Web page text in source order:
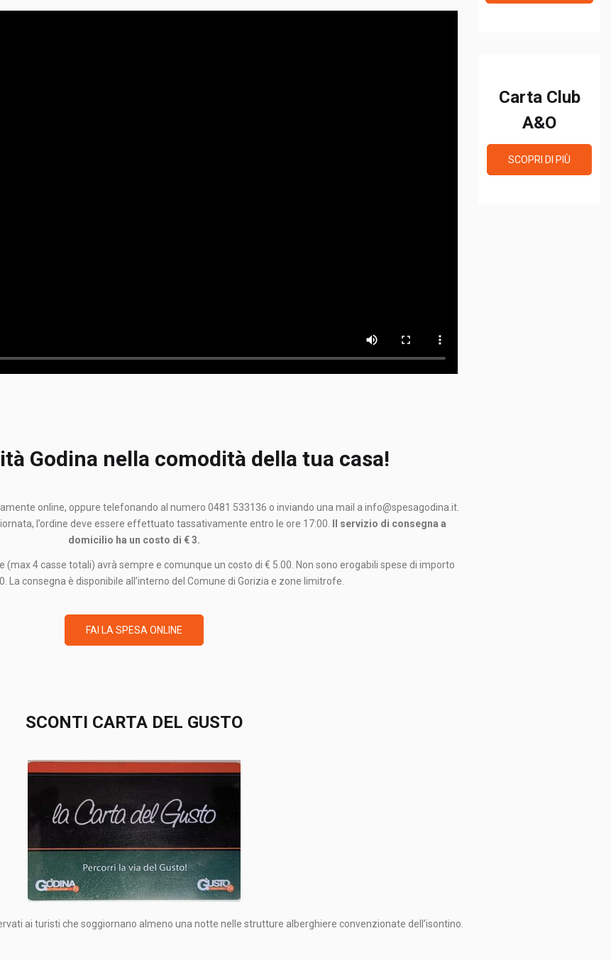
Carta Club
A&O
SCOPRI DI PIÙ
Godina nella comodità della tua casa!
online, oppure telefonando al numero 0481 533136 o inviando una mail a info@spesagodina.it.
l’ordine deve essere effettuato tassativamente entro le ore 17:00.
Il servizio di consegna a
domicilio ha un costo di € 3.
(max 4 casse totali) avrà sempre e comunque un costo di € 5.00. Non sono erogabili spese di importo
La consegna è disponibile all’interno del Comune di Gorizia e zone limitrofe.
FAI LA SPESA ONLINE
SCONTI CARTA DEL GUSTO
ai turisti che soggiornano almeno una notte nelle strutture alberghiere convenzionate dell’isontino.